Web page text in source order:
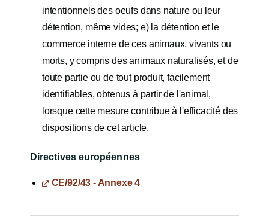
intentionnels des oeufs dans nature ou leur
détention, même vides; e) la détention et le
commerce interne de ces animaux, vivants ou
morts, y compris des animaux naturalisés, et de
toute partie ou de tout produit, facilement
identifiables, obtenus à partir de l'animal,
lorsque cette mesure contribue à l'efficacité des
dispositions de cet article.
Directives européennes
CE/92/43 - Annexe 4